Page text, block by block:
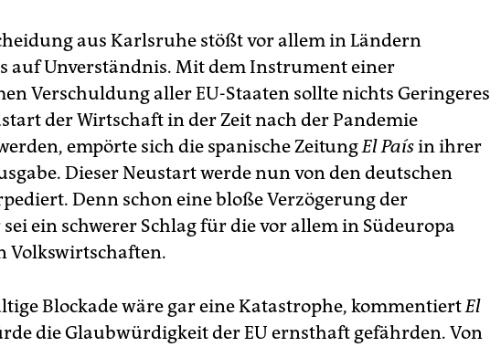
aus Karlsruhe stößt vor allem in Ländern
auf Unverständnis. Mit dem Instrument einer
Verschuldung aller EU-Staaten sollte nichts Geringeres
der Wirtschaft in der Zeit nach der Pandemie
empörte sich die spanische ZeitungEl Paísin ihrer
Dieser Neustart werde nun von den deutschen
Denn schon eine bloße Verzögerung der
ein schwerer Schlag für die vor allem in Südeuropa
Volkswirtschaften.
Blockade wäre gar eine Katastrophe, kommentiertEl
die Glaubwürdigkeit der EU ernsthaft gefährden. Von